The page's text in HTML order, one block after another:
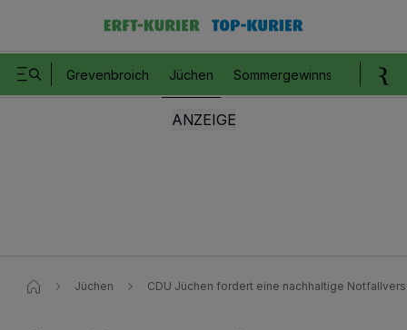
Grevenbroich Jüchen Sommergewinnspiel
Jüchen CDU Jüchen fordert eine nachhaltige